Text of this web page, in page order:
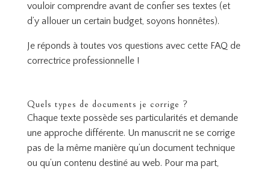
vouloir comprendre avant de confier ses textes (et
d’y allouer un certain budget, soyons honnêtes).
Je réponds à toutes vos questions avec cette FAQ de
correctrice professionnelle !
Quels types de documents je corrige ?
Chaque texte possède ses particularités et demande
une approche différente. Un manuscrit ne se corrige
pas de la même manière qu’un document technique
ou qu’un contenu destiné au web. Pour ma part,